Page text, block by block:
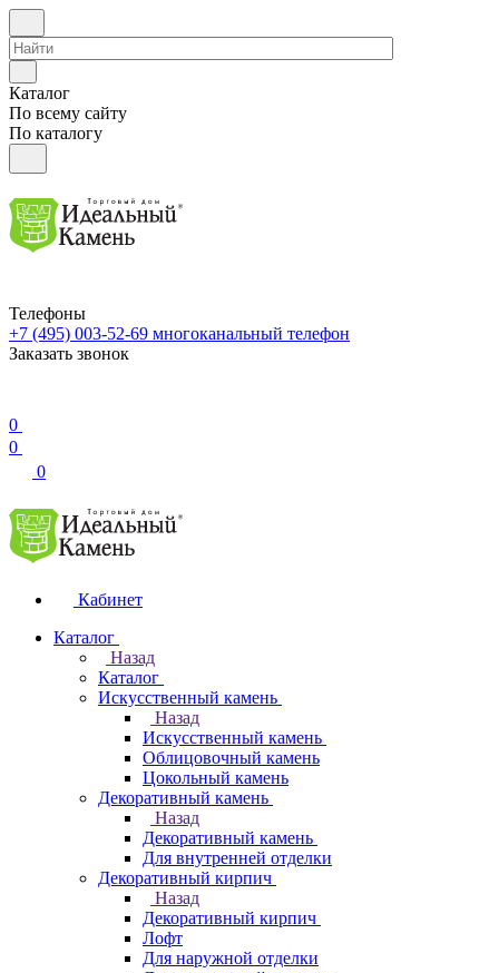
Каталог
По всему сайту
По каталогу
Телефоны
+7 (495) 003-52-69 многоканальный телефон
Заказать звонок
0
0
0
Кабинет
Каталог
Назад
Каталог
Искусственный камень
Назад
Искусственный камень
Облицовочный камень
Цокольный камень
Декоративный камень
Назад
Декоративный камень
Для внутренней отделки
Декоративный кирпич
Назад
Декоративный кирпич
Лофт
Для наружной отделки